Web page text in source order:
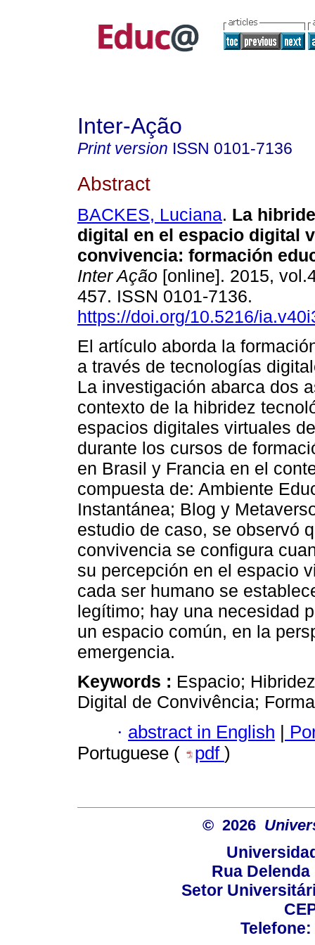
Inter-Ação
Print version ISSN 0101-7136
Abstract
BACKES, Luciana. La
digital en el espacio digital
convivencia: formación
Inter Ação [online]. 2015,
457. ISSN 0101-7136.
https://doi.org/10.5216/
El artículo aborda la
a través de tecnologías
La investigación abarca dos
contexto de la hibridez
espacios digitales virtuales
durante los cursos de
en Brasil y Francia en el
compuesta de: Ambiente
Instantánea; Blog y
estudio de caso, se observó
convivencia se configura
su percepción en el espacio
cada ser humano se
legítimo; hay una necesidad
un espacio común, en la
emergencia.
Keywords : Espacio;
Digital de Convivência;
· abstract in English |
Portuguese (
pdf )
© 2026
Rua
Setor
Telefone: